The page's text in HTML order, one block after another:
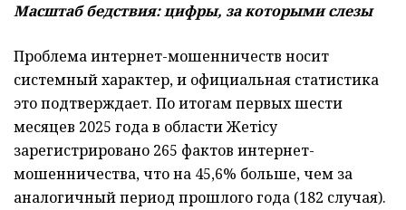
Масштаб бедствия: цифры, за которыми слезы
Проблема интернет-мошенничеств носит
системный характер, и официальная статистика
это подтверждает. По итогам первых шести
месяцев 2025 года в области Жетiсу
зарегистрировано 265 фактов интернет-
мошенничества, что на 45,6% больше, чем за
аналогичный период прошлого года (182 случая).